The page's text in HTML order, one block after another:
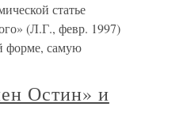
статье
(Л.Г., февр. 1997)
форме, самую
Остин» и